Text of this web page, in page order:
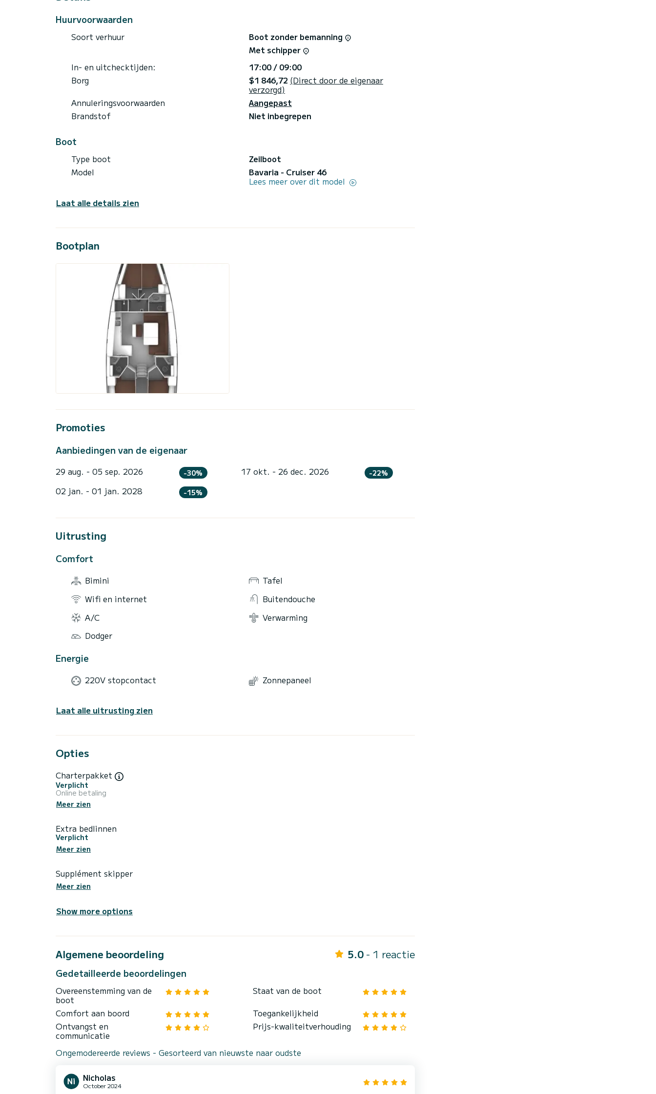
Huurvoorwaarden
Soort verhuur
Boot zonder bemanning
Met schipper
In- en uitchecktijden:
17:00 / 09:00
Borg
$1 846,72 (Direct door de eigenaar
verzorgd)
Annuleringsvoorwaarden
Aangepast
Brandstof
Niet inbegrepen
Boot
Type boot
Zeilboot
Model
Bavaria - Cruiser 46
Lees meer over dit model
Laat alle details zien
Bootplan
Promoties
Aanbiedingen van de eigenaar
29 aug. - 05 sep. 2026 -30% 17 okt. - 26 dec. 2026 -22%
02 jan. - 01 jan. 2028 -15%
Uitrusting
Comfort
Bimini
Tafel
Wifi en internet
Buitendouche
A/C
Verwarming
Dodger
Energie
220V stopcontact Zonnepaneel
Laat alle uitrusting zien
Opties
Charterpakket
Verplicht
Online betaling
Meer zien
Extra bedlinnen
Verplicht
Meer zien
Supplément skipper
Meer zien
Show more options
Algemene beoordeling 5.0 - 1 reactie
Gedetailleerde beoordelingen
Overeenstemming van de
boot
Staat van de boot
Comfort aan boord
Toegankelijkheid
Ontvangst en
communicatie
Prijs-kwaliteitverhouding
Ongemodereerde reviews - Gesorteerd van nieuwste naar oudste
Nicholas
October 2024